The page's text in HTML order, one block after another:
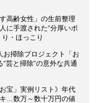
高齢女性」の生前整理
に手渡された“分厚いポ
・ほっこり
お掃除プロジェクト「お
芸と掃除”の意外な共通
宝」実例リスト》年代
…数万～数十万円の値